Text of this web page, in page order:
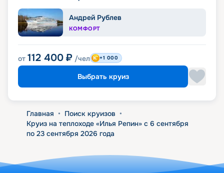
Андрей Рублев
КОМФОРТ
от 112 400 ₽ /чел +1 000
Выбрать круиз
Главная • Поиск круизов •
Круиз на теплоходе «Илья Репин» с 6 сентября
по 23 сентября 2026 года